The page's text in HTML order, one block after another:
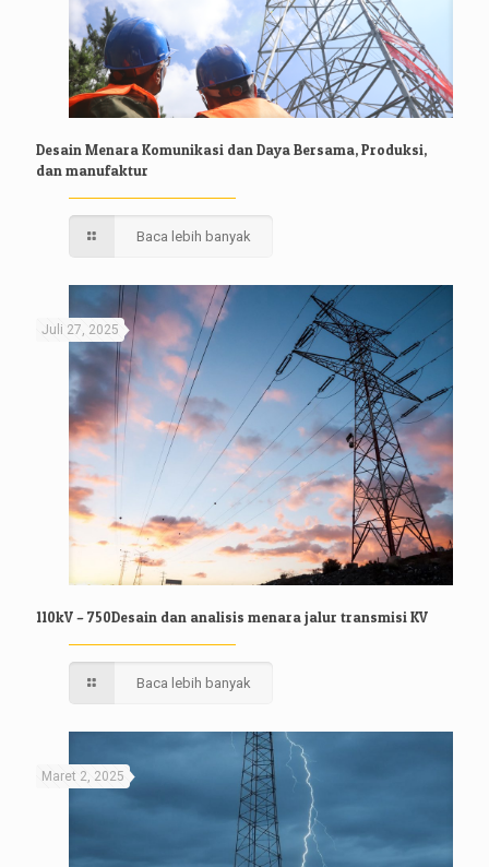
Desain Menara Komunikasi dan Daya Bersama, Produksi,
dan manufaktur
Baca lebih banyak
Juli 27, 2025
110kV – 750Desain dan analisis menara jalur transmisi KV
Baca lebih banyak
Maret 2, 2025